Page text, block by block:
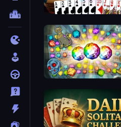
Gin Rummy Mania
Forgotten Treasure 2